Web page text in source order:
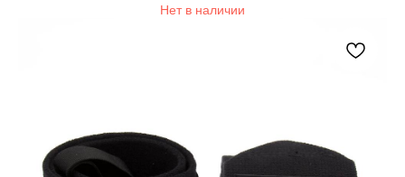
Нет в наличии